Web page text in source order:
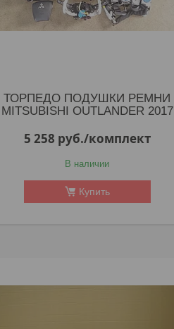
ТОРПЕДО ПОДУШКИ РЕМНИ
MITSUBISHI OUTLANDER 2017
5 258 руб./комплект
В наличии
Купить